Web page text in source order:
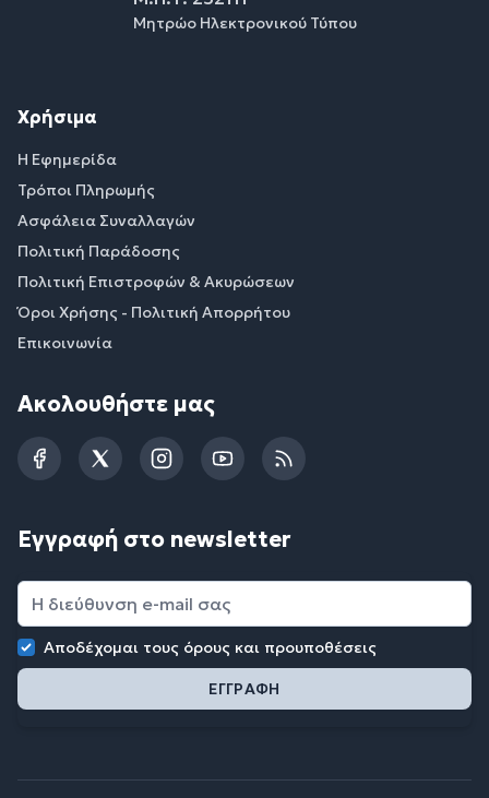
Μητρώο Ηλεκτρονικού Τύπου
Χρήσιμα
Η Εφημερίδα
Τρόποι Πληρωμής
Ασφάλεια Συναλλαγών
Πολιτική Παράδοσης
Πολιτική Επιστροφών & Ακυρώσεων
Όροι Χρήσης - Πολιτική Απορρήτου
Επικοινωνία
Ακολουθήστε μας
FacebookTwitterInstagramYouTubeRSS
Εγγραφή στο newsletter
Αποδέχομαι τους όρους και προυποθέσεις